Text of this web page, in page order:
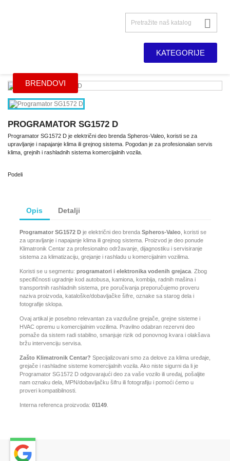

KATEGORIJE
BRENDOVI
PROGRAMATOR SG1572 D
Programator SG1572 D je električni deo brenda Spheros-Valeo, koristi se za
upravljanje i napajanje klima ili grejnog sistema. Pogodan je za profesionalan servis
klima, grejnih i rashladnih sistema komercijalnih vozila.
Podeli
Opis Detalji
Programator SG1572 Dje električni deo brenda Spheros-Valeo, koristi se
za upravljanje i napajanje klima ili grejnog sistema. Proizvod je deo ponude
Klimatronik Centar za profesionalno održavanje, dijagnostiku i servisiranje
sistema za klimatizaciju, grejanje i rashladu u komercijalnim vozilima.
Koristi se u segmentu: programatori i elektronika vodenih grejaca. Zbog
specifičnosti ugradnje kod autobusa, kamiona, kombija, radnih mašina i
transportnih rashladnih sistema, pre poručivanja preporučujemo proveru
naziva proizvoda, kataloške/dobavljačke šifre, oznake sa starog dela i
fotografije sklopa.
Ovaj artikal je posebno relevantan za vazdušne grejače, grejne sisteme i
HVAC opremu u komercijalnim vozilima. Pravilno odabran rezervni deo
pomaže da sistem radi stabilno, smanjuje rizik od ponovnog kvara i olakšava
bržu intervenciju servisa.
Zašto Klimatronik Centar? Specijalizovani smo za delove za klima uređaje,
grejače i rashladne sisteme komercijalnih vozila. Ako niste sigurni da li je
Programator SG1572 D odgovarajući deo za vaše vozilo ili uređaj, pošaljite
nam oznaku dela, MPN/dobavljačku šifru ili fotografiju i pomoći ćemo u
proveri kompatibilnosti.
Interna referenca proizvoda: 01149.